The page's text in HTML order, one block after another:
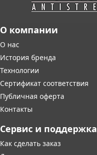
О компании
О нас
История бренда
Технологии
Сертификат соответствия
Публичная оферта
Контакты
Сервис и поддержка
Как сделать заказ